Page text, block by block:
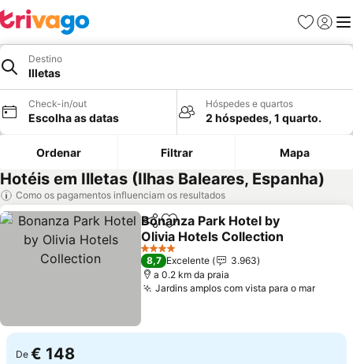
Favoritos
Iniciar
Destino
Illetas
Check-in/out
Escolha as datas
Hóspedes e quartos
2 hóspedes, 1 quarto.
Ordenar Filtrar Mapa
Hotéis em Illetas (Ilhas Baleares, Espanha)
Como os pagamentos influenciam os resultados
PartilharAdicionar aos favoritos
Bonanza Park Hotel by
Olivia Hotels Collection
4 Estrelas
8,7 Excelente
3.963
a 0.2 km da praia
Jardins amplos com vista para o mar
De € 148